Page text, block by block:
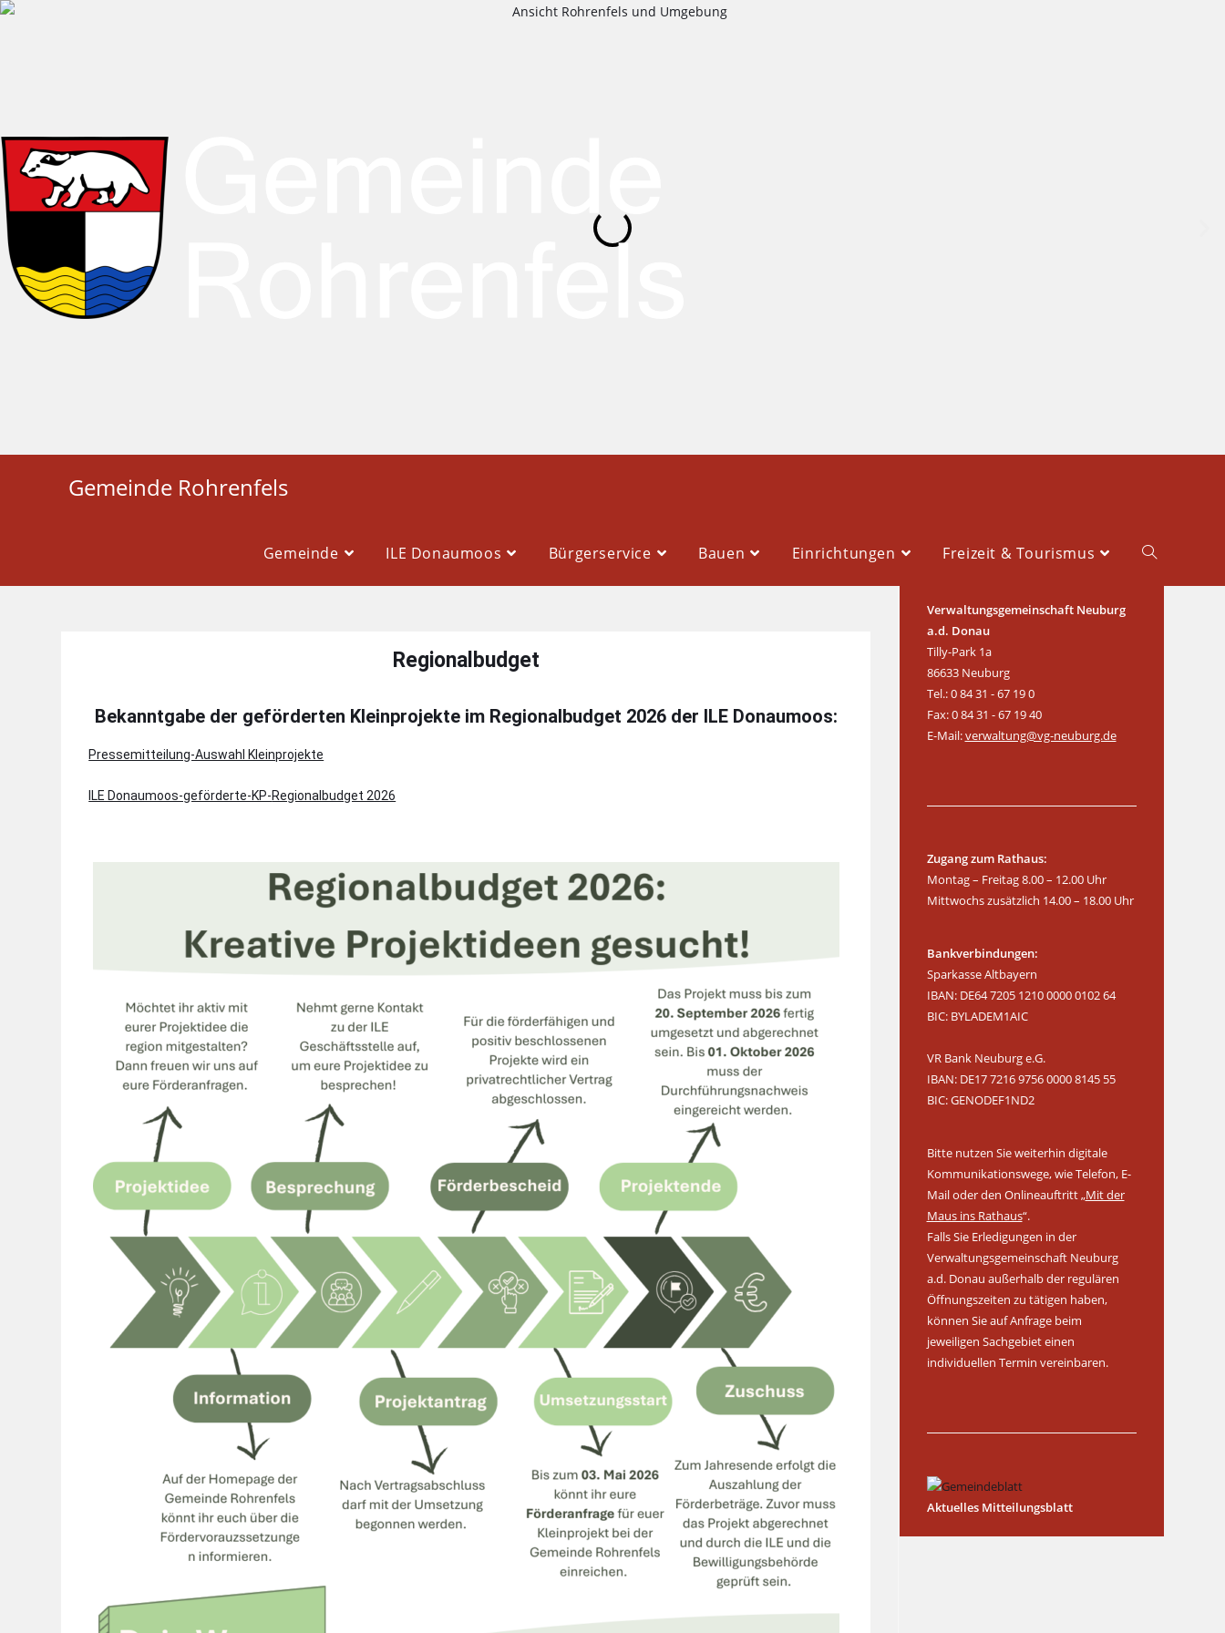
Gemeinde Rohrenfels
Gemeinde ILE Donaumoos Bürgerservice Bauen Einrichtungen Freizeit & Tourismus
Regionalbudget
Bekanntgabe der geförderten Kleinprojekte im Regionalbudget 2026 der ILE Donaumoos:
Pressemitteilung-Auswahl Kleinprojekte
ILE Donaumoos-geförderte-KP-Regionalbudget 2026
Verwaltungsgemeinschaft Neuburg
a.d. Donau
Tilly-Park 1a
86633 Neuburg
Tel.: 0 84 31 - 67 19 0
Fax: 0 84 31 - 67 19 40
E-Mail:verwaltung@vg-neuburg.de
Zugang zum Rathaus:
Montag – Freitag 8.00 – 12.00 Uhr
Mittwochs zusätzlich 14.00 – 18.00 Uhr
Bankverbindungen:
Sparkasse Altbayern
IBAN: DE64 7205 1210 0000 0102 64
BIC: BYLADEM1AIC
VR Bank Neuburg e.G.
IBAN: DE17 7216 9756 0000 8145 55
BIC: GENODEF1ND2
Bitte nutzen Sie weiterhin digitale
Kommunikationswege, wie Telefon, E-
Mail oder den Onlineauftritt „Mit der
Maus ins Rathaus“.
Falls Sie Erledigungen in der
Verwaltungsgemeinschaft Neuburg
a.d. Donau außerhalb der regulären
Öffnungszeiten zu tätigen haben,
können Sie auf Anfrage beim
jeweiligen Sachgebiet einen
individuellen Termin vereinbaren.
Aktuelles Mitteilungsblatt